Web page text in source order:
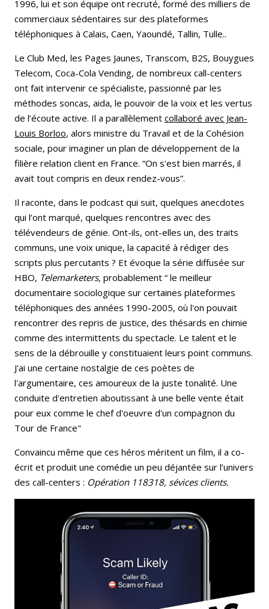
1996, lui et son équipe ont recruté, formé des milliers de
commerciaux sédentaires sur des plateformes
téléphoniques à Calais, Caen, Yaoundé, Tallin, Tulle..
Le Club Med, les Pages Jaunes, Transcom, B2S, Bouygues
Telecom, Coca-Cola Vending, de nombreux call-centers
ont fait intervenir ce spécialiste, passionné par les
méthodes soncas, aida, le pouvoir de la voix et les vertus
de l’écoute active. Il a parallèlement collaboré avec Jean-
Louis Borloo, alors ministre du Travail et de la Cohésion
sociale, pour imaginer un plan de développement de la
filière relation client en France. “On s'est bien marrés, il
avait tout compris en deux rendez-vous”.
Il raconte, dans le podcast qui suit, quelques anecdotes
qui l’ont marqué, quelques rencontres avec des
télévendeurs de génie. Ont-ils, ont-elles un, des traits
communs, une voix unique, la capacité à rédiger des
scripts plus percutants ? Et évoque la série diffusée sur
HBO, Telemarketers, probablement “ le meilleur
documentaire sociologique sur certaines plateformes
téléphoniques des années 1990-2005, où l'on pouvait
rencontrer des repris de justice, des thésards en chimie
comme des intermittents du spectacle. Le talent et le
sens de la débrouille y constituaient leurs point communs.
J'ai une certaine nostalgie de ces poètes de
l'argumentaire, ces amoureux de la juste tonalité. Une
conduite d'entretien aboutissant à une belle vente était
pour eux comme le chef d'oeuvre d'un compagnon du
Tour de France"
Convaincu même que ces héros méritent un film, il a co-
écrit et produit une comédie un peu déjantée sur l’univers
des call-centers : Opération 118318, sévices clients.